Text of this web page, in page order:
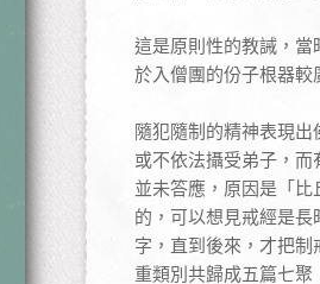
這是原則性的教誡，
於入僧團的份子根器
隨犯隨制的精神表現
或不依法攝受弟子，
並未答應，原因是「
的，可以想見戒經是
字，直到後來，才把
重類別共歸成五篇七